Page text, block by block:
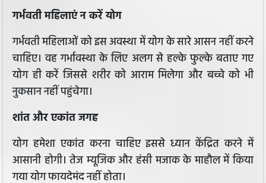
गर्भवती महिलाएं न करें योग
गर्भवती महिलाओं को इस अवस्था में योग के सारे आसन नहीं करने
चाहिए। वह गर्भावस्था के लिए अलग से हल्के फुल्के बताए गए
योग ही करें जिससे शरीर को आराम मिलेगा और बच्चे को भी
नुकसान नहीं पहुंचेगा।
शांत और एकांत जगह
योग हमेशा एकांत करना चाहिए इससे ध्यान केंद्रित करने में
आसानी होगी। तेज म्यूजिक और हंसी मजाक के माहौल में किया
गया योग फायदेमंद नहीं होता।